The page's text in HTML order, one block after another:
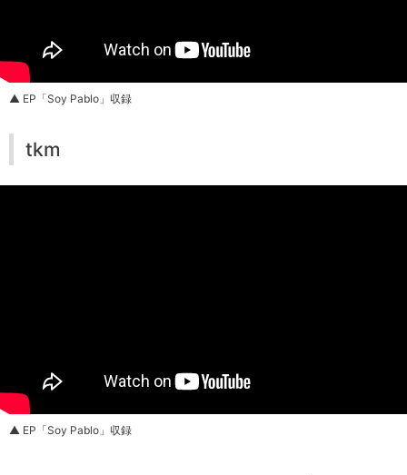
▲ EP「Soy Pablo」収録
tkm
▲ EP「Soy Pablo」収録